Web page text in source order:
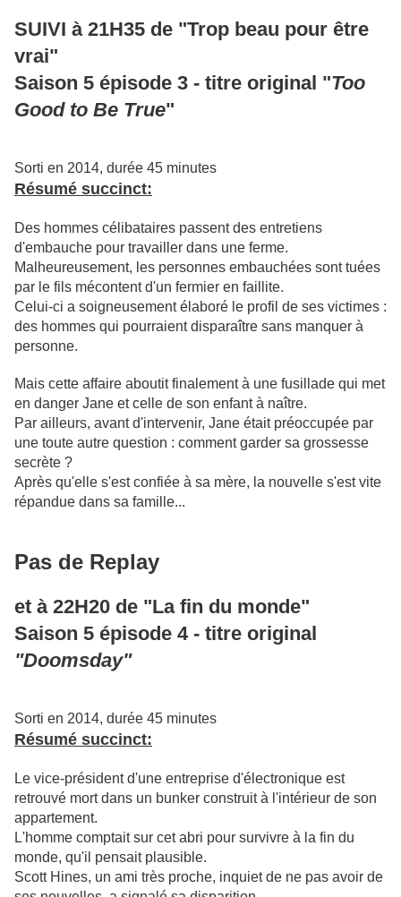
SUIVI à 21H35 de "Trop beau pour être
vrai"
Saison 5 épisode 3 - titre original "Too
Good to Be True"
Sorti en 2014, durée 45 minutes
Résumé succinct:
Des hommes célibataires passent des entretiens
d'embauche pour travailler dans une ferme.
Malheureusement, les personnes embauchées sont tuées
par le fils mécontent d'un fermier en faillite.
Celui-ci a soigneusement élaboré le profil de ses victimes :
des hommes qui pourraient disparaître sans manquer à
personne.
Mais cette affaire aboutit finalement à une fusillade qui met
en danger Jane et celle de son enfant à naître.
Par ailleurs, avant d'intervenir, Jane était préoccupée par
une toute autre question : comment garder sa grossesse
secrète ?
Après qu'elle s'est confiée à sa mère, la nouvelle s'est vite
répandue dans sa famille...
Pas de Replay
et à 22H20 de "La fin du monde"
Saison 5 épisode 4 - titre original
"Doomsday"
Sorti en 2014, durée 45 minutes
Résumé succinct:
Le vice-président d'une entreprise d'électronique est
retrouvé mort dans un bunker construit à l'intérieur de son
appartement.
L'homme comptait sur cet abri pour survivre à la fin du
monde, qu'il pensait plausible.
Scott Hines, un ami très proche, inquiet de ne pas avoir de